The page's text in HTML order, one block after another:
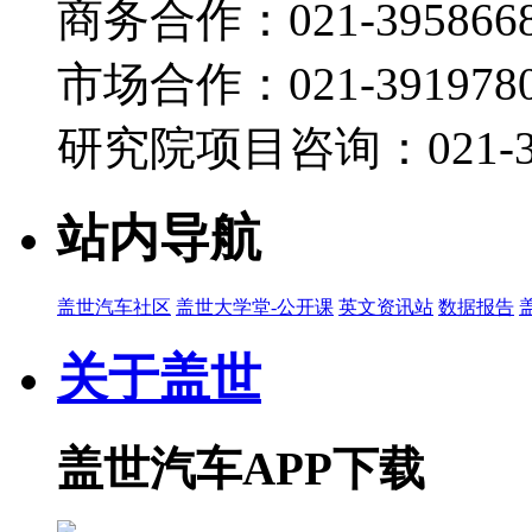
01:09
CES 2025 | 极氪与Waymo合作，第一步全力供应美
2025-01-09 14:35
00:37
CES 2025 | 安聪慧：极氪不会收购重组极星
00:20
CES 2025 | 未来三到五年，极氪将聚焦把AI在汽
2025-01-09 14:33
01:52
CES 2025 | 从品牌到产品，极氪和领克都有清晰的
01:12
CES 2025 | 安聪慧：一定要进行本地化的研发，
商务合作：021-
市场合作：021-
研究院项目咨询：021-
站内导航
盖世汽车社区 盖世大学堂-公开课 英文资讯站 数据报告
关于盖世
盖世汽车APP下载